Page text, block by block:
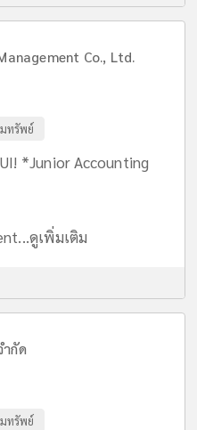
Co., Ltd.
ทรัพย์
*Junior Accounting
ดูเพิ่มเติม
กัด
ทรัพย์